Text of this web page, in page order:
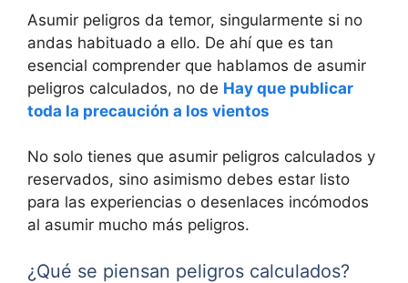
Asumir peligros da temor, singularmente si no
andas habituado a ello. De ahí que es tan
esencial comprender que hablamos de asumir
peligros calculados, no de Hay que publicar
toda la precaución a los vientos
No solo tienes que asumir peligros calculados y
reservados, sino asimismo debes estar listo
para las experiencias o desenlaces incómodos
al asumir mucho más peligros.
¿Qué se piensan peligros calculados?